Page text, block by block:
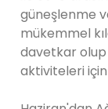
güneşlenme
mükemmel
davetkar
aktiviteleri